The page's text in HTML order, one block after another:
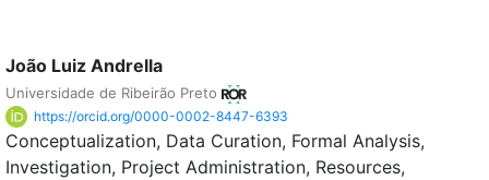
João Luiz Andrella
Universidade de Ribeirão Preto
https://orcid.org/0000-0002-8447-6393
Conceptualization Data Curation Formal Analysis
Investigation Project Administration Resources